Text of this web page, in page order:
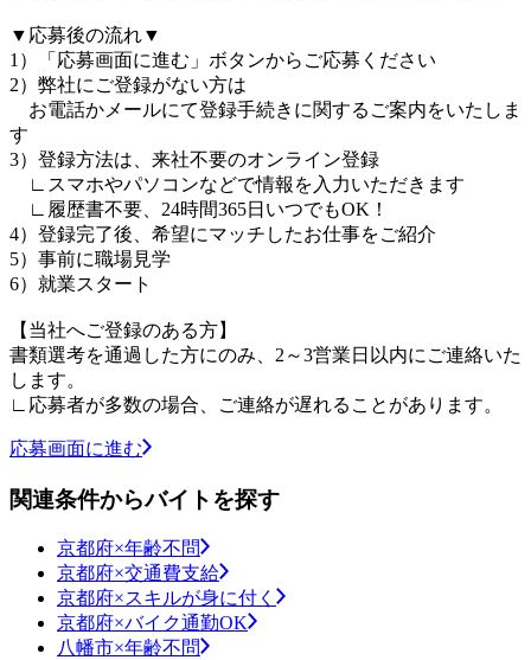
▼応募後の流れ▼
1）「応募画面に進む」ボタンからご応募ください
2）弊社にご登録がない方は
お電話かメールにて登録手続きに関するご案内をいたしま
す
3）登録方法は、来社不要のオンライン登録
∟スマホやパソコンなどで情報を入力いただきます
∟履歴書不要、24時間365日いつでもOK！
4）登録完了後、希望にマッチしたお仕事をご紹介
5）事前に職場見学
6）就業スタート
【当社へご登録のある方】
書類選考を通過した方にのみ、2～3営業日以内にご連絡いた
します。
∟応募者が多数の場合、ご連絡が遅れることがあります。
応募画面に進む
関連条件からバイトを探す
京都府×年齢不問
京都府×交通費支給
京都府×スキルが身に付く
京都府×バイク通勤OK
八幡市×年齢不問